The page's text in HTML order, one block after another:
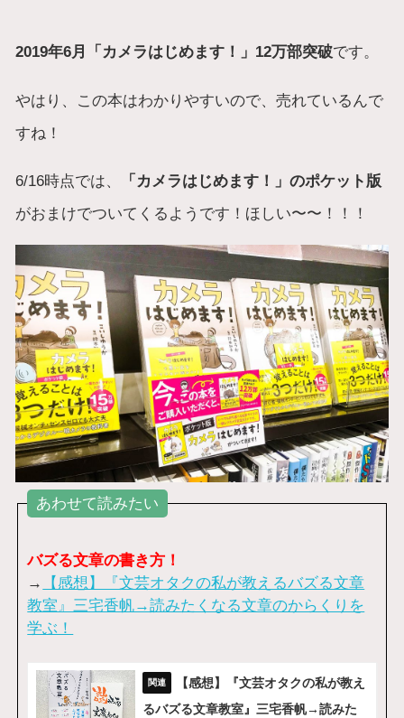
2019年6月「カメラはじめます！」12万部突破です。
やはり、この本はわかりやすいので、売れているんで
すね！
6/16時点では、
「カメラはじめます！」のポケット版
がおまけでついてくるようです！ほしい〜〜！！！
バズる文章の書き方！
→
【感想】『文芸オタクの私が教えるバズる文章
教室』三宅香帆→読みたくなる文章のからくりを
学ぶ！
【感想】『文芸オタクの私が教え
るバズる文章教室』三宅香帆→読みた
あわせて読みたい